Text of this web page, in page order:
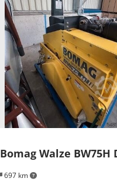
697 km
Bomag Walze BW75H